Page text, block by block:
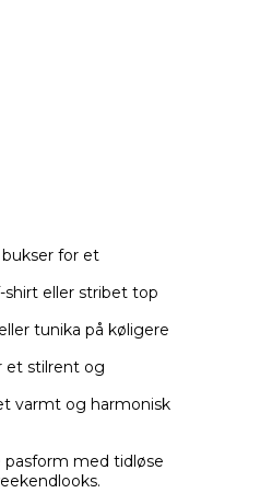
for et
eller stribet top
tunika på køligere
et stilrent og
varmt og harmonisk
med tidløse